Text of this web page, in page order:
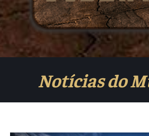
Notícias do